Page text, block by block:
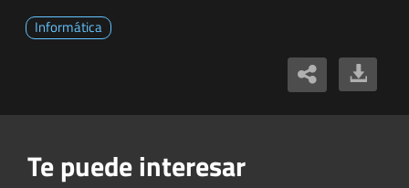
Informática
Te puede interesar